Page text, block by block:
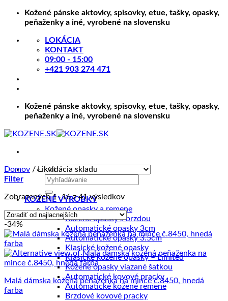
Skip
Kožené pánske aktovky, spisovky, etue, tašky, opasky,
peňaženky a iné, vyrobené na slovensku
LOKÁCIA
KONTAKT
09:00 - 15:00
+421 903 274 471
Kožené pánske aktovky, spisovky, etue, tašky, opasky,
peňaženky a iné, vyrobené na slovensku
Hľadať:
KOŽENÉ VÝROBKY
Kožené opasky a remene
Kožené opasky s brzdou
Automatické opasky 3cm
Automatické opasky 3.5cm
Klasické kožené opasky
Klasické kožené opasky – Limited
Kožené opasky viazané šatkou
Automatické kovové pracky
Automatické kožené remene
Brzdové kovové pracky
Domov /Likvidácia skladu
Filter
Zobrazených 1–16 z 41 výsledkovZoradené
podľa
ceny:
od
najnižšej
po
najvyššiu
-34%
Malá dámska kožená peňaženka na mince č.8450, hnedá
farba